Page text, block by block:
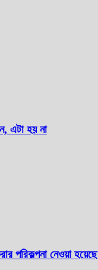
এটা হয় না
পরিকল্পনা নেওয়া হয়েছে